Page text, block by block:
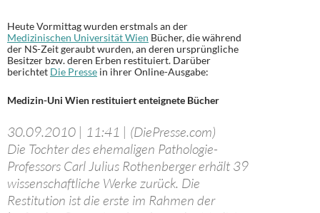
Heute Vormittag wurden erstmals an der
Medizinischen Universität Wien Bücher, die während
der NS-Zeit geraubt wurden, an deren ursprüngliche
Besitzer bzw. deren Erben restituiert. Darüber
berichtet Die Presse in ihrer Online-Ausgabe:
Medizin-Uni Wien restituiert enteignete Bücher
30.09.2010 | 11:41 | (DiePresse.com)
Die Tochter des ehemaligen Pathologie-
Professors Carl Julius Rothenberger erhält 39
wissenschaftliche Werke zurück. Die
Restitution ist die erste im Rahmen der